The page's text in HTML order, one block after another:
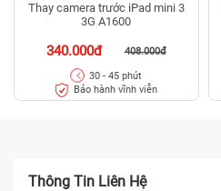
Thay camera trước iPad mini 3
3G A1600
340.000đ 408.000đ
30 - 45 phút
Bảo hành vĩnh viễn
Thông Tin Liên Hệ